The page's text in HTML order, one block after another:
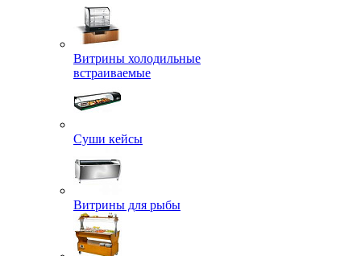
Витрины холодильные
встраиваемые
Суши кейсы
Витрины для рыбы